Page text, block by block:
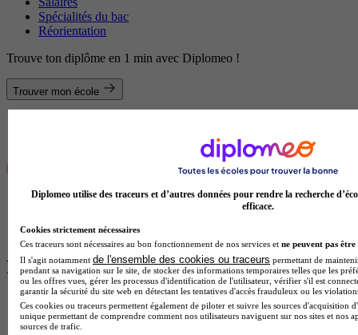
Spécialités du bac
Réorientation
Trouve ton diplôme en 1 min avec Diplomeo !
Trouver mon école
Plus de contenus sur Parcoursup
Diplomeo utilise des traceurs et d’autres données pour rendre la recherche
efficace.
Cookies strictement nécessaires
Ces traceurs sont nécessaires au bon fonctionnement de nos services et ne peuvent pas être
Il s'agit notamment de l'ensemble des cookies ou traceurs permettant de
pendant sa navigation sur le site, de stocker des informations temporaires telles que les
ou les offres vues, gérer les processus d'identification de l'utilisateur, vérifier s'il est
garantir la sécurité du site web en détectant les tentatives d'accès frauduleux ou les
Ces cookies ou traceurs permettent également de piloter et suivre les sources d'acquisition
unique permettant de comprendre comment nos utilisateurs naviguent sur nos sites et nos
sources de trafic.